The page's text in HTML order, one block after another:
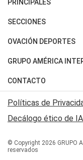
PRINCIPALES
Últimas Noticias
Política
Judiciales
Economia
SECCIONES
Horóscopo
Motores
Trucos caseros
Series y Películas
Edictos y Solicitadas
OVACIÓN DEPORTES
Fútbol
Mundial
Automovilismo
Rugby
Básquet
GRUPO AMÉRICA
Canal 7 en Vivo
San Juan 8
CONTACTO
Acerca de Nosotros
Contactanos
Políticas de
Decálogo ético de IA
© Copyright 2026 GRUPO
reservados